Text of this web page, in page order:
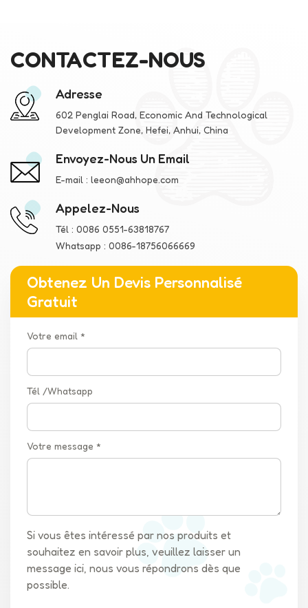
CONTACTEZ-NOUS
Adresse
602 Penglai Road, Economic And Technological
Development Zone, Hefei, Anhui, China
Envoyez-Nous Un Email
E-mail : leeon@ahhope.com
Appelez-Nous
Tél : 0086 0551-63818767
Whatsapp : 0086-18756066669
Obtenez Un Devis Personnalisé
Gratuit
Votre email *
Tél /Whatsapp
Votre message *
Si vous êtes intéressé par nos produits et
souhaitez en savoir plus, veuillez laisser un
message ici, nous vous répondrons dès que
possible.